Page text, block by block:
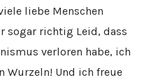
liebe Menschen
sogar richtig Leid, dass
verloren habe, ich
Und ich freue